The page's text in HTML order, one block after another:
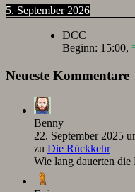
5. September 2026
DCC
Beginn: 15:00,
Neueste Kommentare
Benny
22. September 2025
zu Die Rückkehr
Wie lang dauerten die